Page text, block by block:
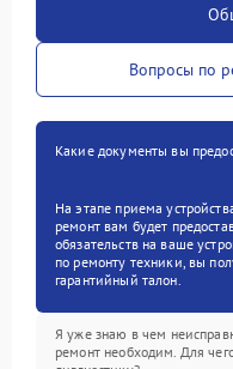
Вопросы по
Какие документы вы
На этапе приема
ремонт вам будет
обязательств на ваше
по ремонту техники, вы
гарантийный талон.
Я уже знаю в чем
ремонт необходим. Для